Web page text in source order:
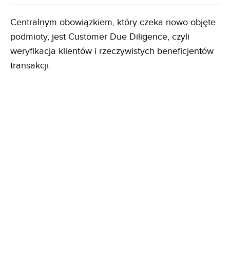
Centralnym obowiązkiem, który czeka nowo objęte
podmioty, jest Customer Due Diligence, czyli
weryfikacja klientów i rzeczywistych beneficjentów
transakcji.